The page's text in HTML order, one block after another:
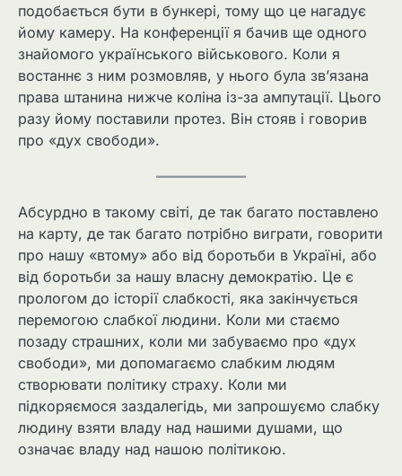
подобається бути в бункері, тому що це нагадує
йому камеру. На конференції я бачив ще одного
знайомого українського військового. Коли я
востаннє з ним розмовляв, у нього була зв’язана
права штанина нижче коліна із-за ампутації. Цього
разу йому поставили протез. Він стояв і говорив
про «дух свободи».
Абсурдно в такому світі, де так багато поставлено
на карту, де так багато потрібно виграти, говорити
про нашу «втому» або від боротьби в Україні, або
від боротьби за нашу власну демократію. Це є
прологом до історії слабкості, яка закінчується
перемогою слабкої людини. Коли ми стаємо
позаду страшних, коли ми забуваємо про «дух
свободи», ми допомагаємо слабким людям
створювати політику страху. Коли ми
підкоряємося заздалегідь, ми запрошуємо слабку
людину взяти владу над нашими душами, що
означає владу над нашою політикою.